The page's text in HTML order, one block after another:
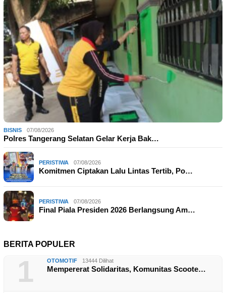
BISNIS 07/08/2026
Polres Tangerang Selatan Gelar Kerja Bak…
PERISTIWA 07/08/2026
Komitmen Ciptakan Lalu Lintas Tertib, Po…
PERISTIWA 07/08/2026
Final Piala Presiden 2026 Berlangsung Am…
BERITA POPULER
1 OTOMOTIF 13444 Dilihat
Mempererat Solidaritas, Komunitas Scoote…